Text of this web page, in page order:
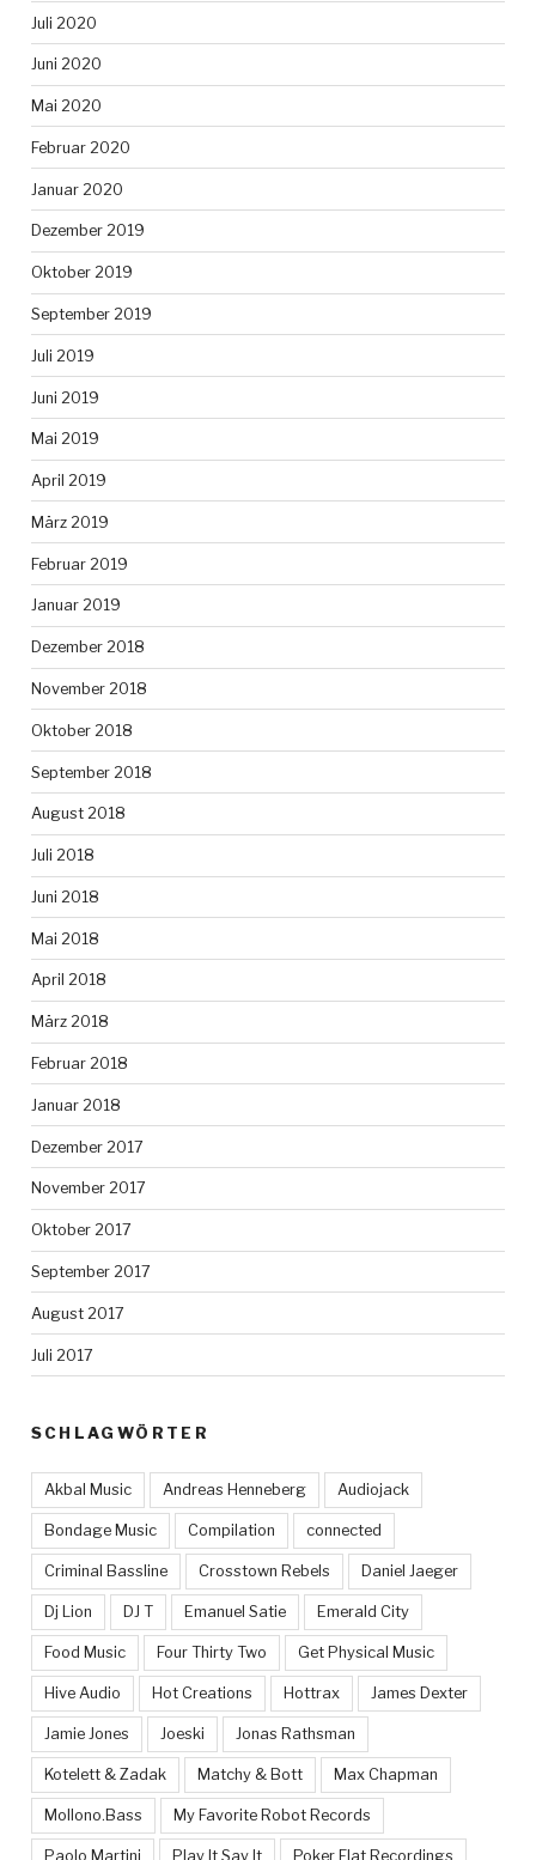
Juli 2020
Juni 2020
Mai 2020
Februar 2020
Januar 2020
Dezember 2019
Oktober 2019
September 2019
Juli 2019
Juni 2019
Mai 2019
April 2019
März 2019
Februar 2019
Januar 2019
Dezember 2018
November 2018
Oktober 2018
September 2018
August 2018
Juli 2018
Juni 2018
Mai 2018
April 2018
März 2018
Februar 2018
Januar 2018
Dezember 2017
November 2017
Oktober 2017
September 2017
August 2017
Juli 2017
SCHLAGWÖRTER
Akbal Music Andreas Henneberg Audiojack
Bondage Music Compilation connected
Criminal Bassline Crosstown Rebels Daniel Jaeger
Dj Lion DJ T Emanuel Satie Emerald City
Food Music Four Thirty Two Get Physical Music
Hive Audio Hot Creations Hottrax James Dexter
Jamie Jones Joeski Jonas Rathsman
Kotelett & Zadak Matchy & Bott Max Chapman
Mollono.Bass My Favorite Robot Records
Paolo Martini Play It Say It Poker Flat Recordings